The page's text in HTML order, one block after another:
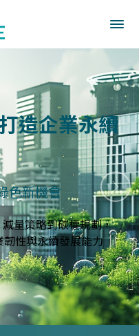
圖
指標體系
析永續績效，規劃符合
企業永續價值與形象
下一